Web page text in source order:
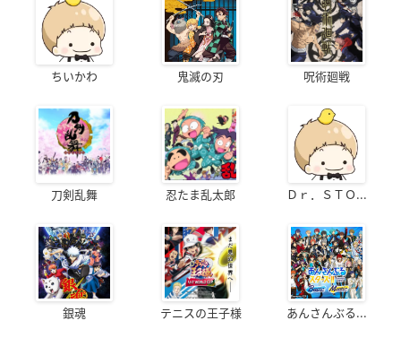
ちいかわ 鬼滅の刃 呪術廻戦
刀剣乱舞 忍たま乱太郎 Ｄｒ．ＳＴＯ...
銀魂 テニスの王子様 あんさんぶる...